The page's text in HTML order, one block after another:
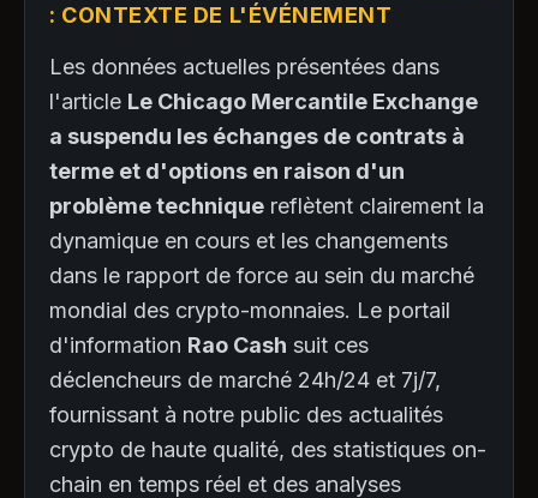
: CONTEXTE DE L'ÉVÉNEMENT
Les données actuelles présentées dans
l'article Le Chicago Mercantile Exchange
a suspendu les échanges de contrats à
terme et d'options en raison d'un
problème technique reflètent clairement la
dynamique en cours et les changements
dans le rapport de force au sein du marché
mondial des crypto-monnaies. Le portail
d'information Rao Cash suit ces
déclencheurs de marché 24h/24 et 7j/7,
fournissant à notre public des actualités
crypto de haute qualité, des statistiques on-
chain en temps réel et des analyses